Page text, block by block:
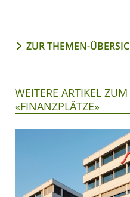
ZUR THEMEN-
WEITERE ARTIKEL
«FINANZPLÄTZE»